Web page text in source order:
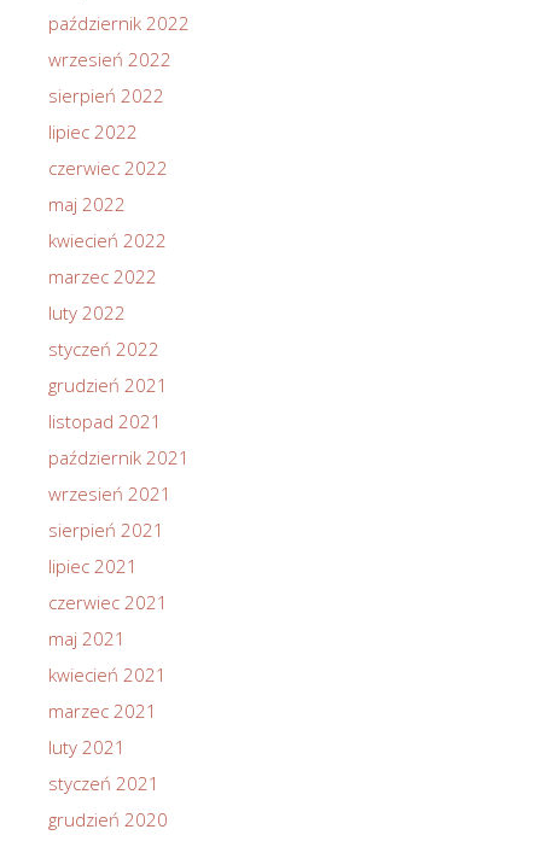
październik 2022
wrzesień 2022
sierpień 2022
lipiec 2022
czerwiec 2022
maj 2022
kwiecień 2022
marzec 2022
luty 2022
styczeń 2022
grudzień 2021
listopad 2021
październik 2021
wrzesień 2021
sierpień 2021
lipiec 2021
czerwiec 2021
maj 2021
kwiecień 2021
marzec 2021
luty 2021
styczeń 2021
grudzień 2020